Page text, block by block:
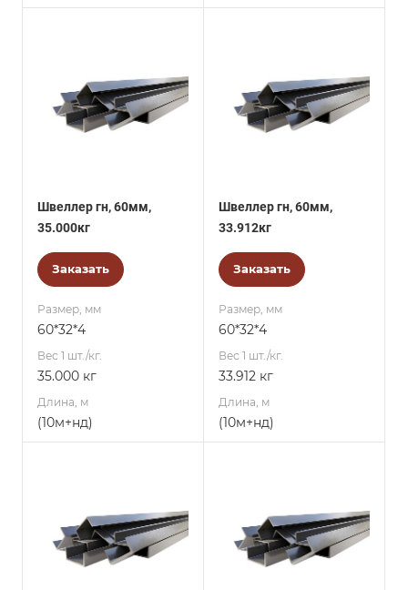
Швеллер гн, 60мм,
35.000кг
Заказать
Размер, мм
60*32*4
Вес 1 шт./кг.
35.000 кг
Длина, м
(10м+нд)
Швеллер гн, 60мм,
33.912кг
Заказать
Размер, мм
60*32*4
Вес 1 шт./кг.
33.912 кг
Длина, м
(10м+нд)